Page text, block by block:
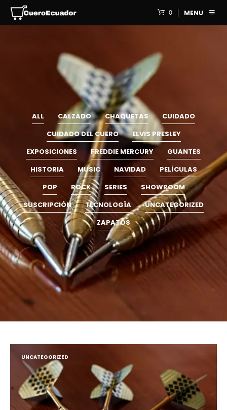
0 MENU
ALL CALZADO CHAQUETAS
CUIDADO
CUIDADO DEL CUERO
ELVIS PRESLEY
EXPOSICIONES
FREDDIE MERCURY
GUANTES
HISTORIA
MUSIC NAVIDAD
PELÍCULAS
POP
ROCK SERIES
SHOWROOM
SUSCRIPCIÓN
TECNOLOGÍA
UNCATEGORIZED
ZAPATOS
UNCATEGORIZED